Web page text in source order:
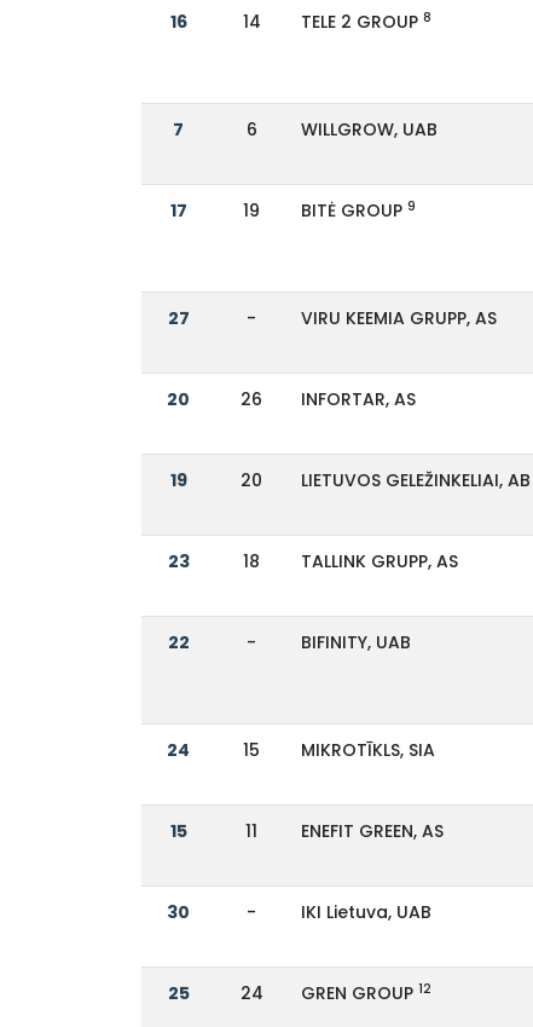
16 14 TELE 2 GROUP8
7 6 WILLGROW, UAB
17 19 BITĖ GROUP9
27 - VIRU KEEMIA GRUPP, AS
20 26 INFORTAR, AS
19 20 LIETUVOS GELEŽINKELIAI, AB
23 18 TALLINK GRUPP, AS
22 - BIFINITY, UAB
24 15 MIKROTĪKLS, SIA
15 11 ENEFIT GREEN, AS
30 - IKI Lietuva, UAB
25 24 GREN GROUP 12